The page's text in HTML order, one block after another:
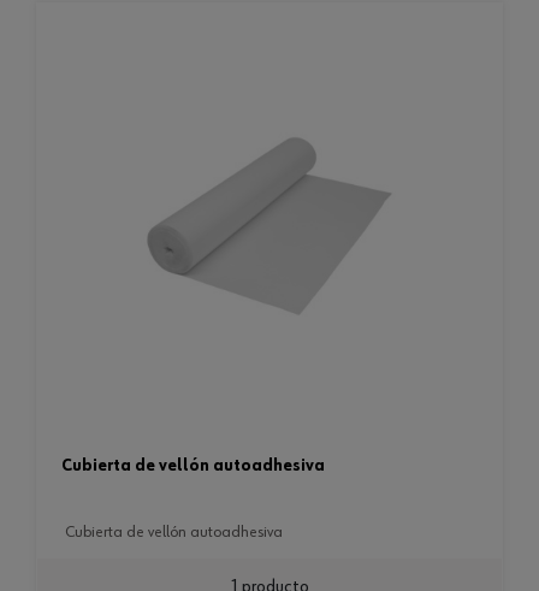
cubierta de vellón autoadhesiva
cubierta de vellón autoadhesiva